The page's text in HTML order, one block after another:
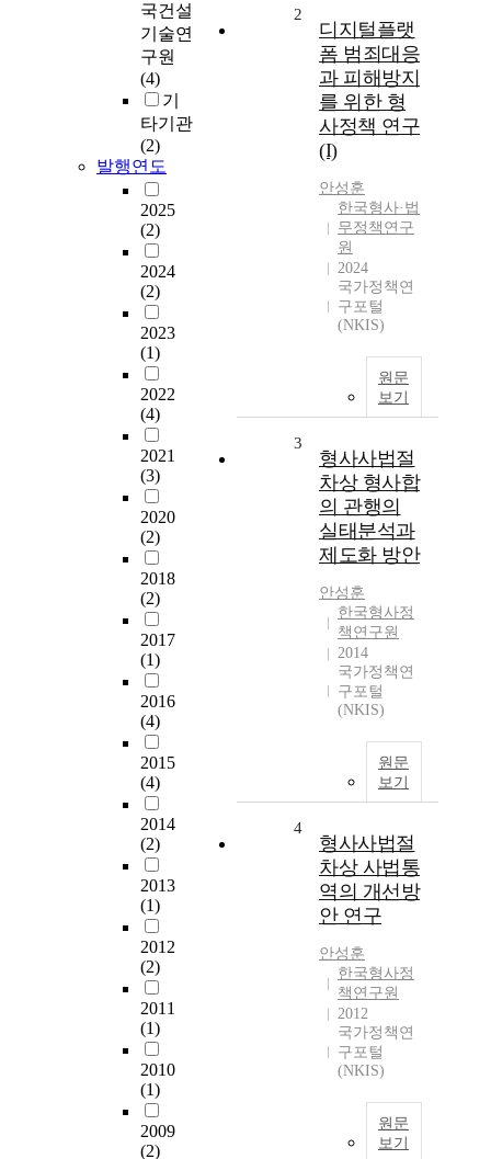
국건설
기술연
구원
(4)
기
타기관
(2)
발행연도
2025
(2)
2024
(2)
2023
(1)
2022
(4)
2021
(3)
2020
(2)
2018
(2)
2017
(1)
2016
(4)
2015
(4)
2014
(2)
2013
(1)
2012
(2)
2011
(1)
2010
(1)
2009
(2)
2
디지털플랫
폼 범죄대응
과 피해방지
를 위한 형
사정책 연구
(I)
안성훈
한국형사·법
무정책연구
원
2024
국가정책연
구포털
(NKIS)
원문
보기
3
형사사법절
차상 형사합
의 관행의
실태분석과
제도화 방안
안성훈
한국형사정
책연구원
2014
국가정책연
구포털
(NKIS)
원문
보기
4
형사사법절
차상 사법통
역의 개선방
안 연구
안성훈
한국형사정
책연구원
2012
국가정책연
구포털
(NKIS)
원문
보기